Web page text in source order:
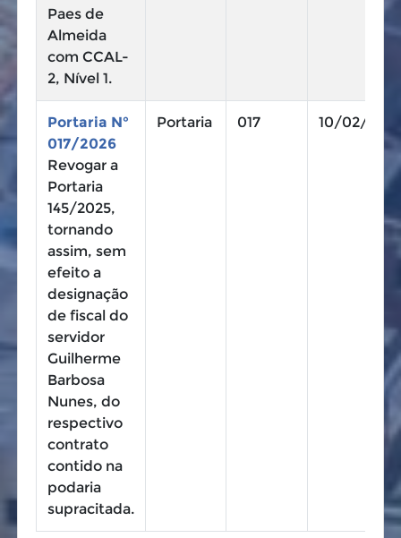
Paes de
Almeida
com CCAL-
2, Nível 1.
Portaria N°
017/2026
Revogar a
Portaria
145/2025,
tornando
assim, sem
efeito a
designação
de fiscal do
servidor
Guilherme
Barbosa
Nunes, do
respectivo
contrato
contido na
podaria
supracitada.
Portaria 017 10/02/